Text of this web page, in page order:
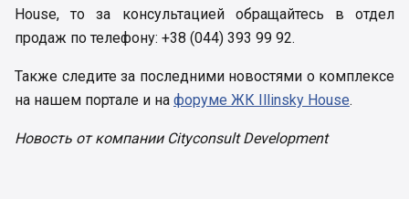
House, то за консультацией обращайтесь в отдел
продаж по телефону: +38 (044) 393 99 92.
Также следите за последними новостями о комплексе
на нашем портале и на форуме ЖК Illinsky House.
Новость от компании Cityconsult Development